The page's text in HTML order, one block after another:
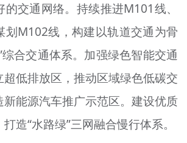
交通网络。持续推进M101线、
划M102线，构建以轨道交通为骨
综合交通体系。加强绿色智能交通
低排放区，推动区域绿色低碳交
能源汽车推广示范区。建设优质
造“水路绿”三网融合慢行体系。